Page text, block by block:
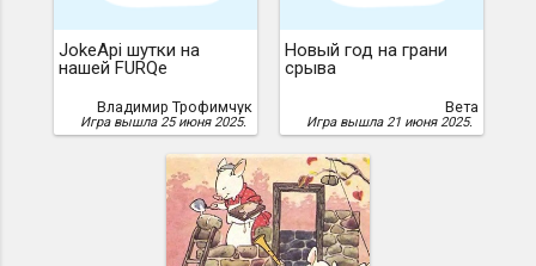
JokeApi шутки на
нашей FURQе
Владимир Трофимчук
Игра вышла 25 июня 2025.
Новый год на грани
срыва
Вета
Игра вышла 21 июня 2025.